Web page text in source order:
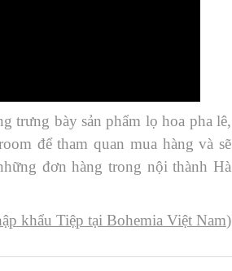
trưng bày sản phẩm lọ hoa pha lê,
để tham quan mua hàng và sẽ
đơn hàng trong nội thành Hà
khẩu Tiệp tại Bohemia Việt Nam)